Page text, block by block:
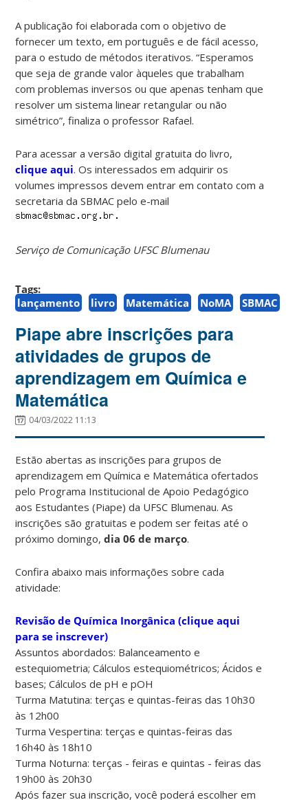
A publicação foi elaborada com o objetivo de
fornecer um texto, em português e de fácil acesso,
para o estudo de métodos iterativos. “Esperamos
que seja de grande valor àqueles que trabalham
com problemas inversos ou que apenas tenham que
resolver um sistema linear retangular ou não
simétrico”, finaliza o professor Rafael.
Para acessar a versão digital gratuita do livro,
clique aqui. Os interessados em adquirir os
volumes impressos devem entrar em contato com a
secretaria da SBMAC pelo e-mail
Serviço de Comunicação UFSC Blumenau
Tags:
lançamento
livro Matemática NoMA SBMAC
Piape abre inscrições para
atividades de grupos de
aprendizagem em Química e
Matemática
04/03/2022 11:13
Estão abertas as inscrições para grupos de
aprendizagem em Química e Matemática ofertados
pelo Programa Institucional de Apoio Pedagógico
aos Estudantes (Piape) da UFSC Blumenau. As
inscrições são gratuitas e podem ser feitas até o
próximo domingo,dia 06 de março.
Confira abaixo mais informações sobre cada
atividade:
Revisão de Química Inorgânica (clique aqui
para se inscrever)
Assuntos abordados: Balanceamento e
estequiometria; Cálculos estequiométricos; Ácidos e
bases; Cálculos de pH e pOH
Turma Matutina: terças e quintas-feiras das 10h30
às 12h00
Turma Vespertina: terças e quintas-feiras das
16h40 às 18h10
Turma Noturna: terças - feiras e quintas - feiras das
19h00 às 20h30
Após fazer sua inscrição, você poderá escolher em